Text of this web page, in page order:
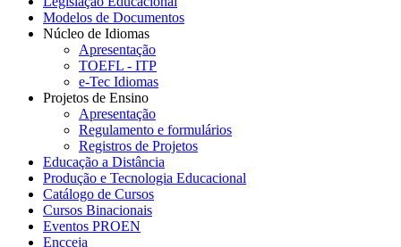
Modelos de Documentos
Núcleo de Idiomas
Apresentação
TOEFL - ITP
e-Tec Idiomas
Projetos de Ensino
Apresentação
Regulamento e formulários
Registros de Projetos
Educação a Distância
Produção e Tecnologia Educacional
Catálogo de Cursos
Cursos Binacionais
Eventos PROEN
Encceja